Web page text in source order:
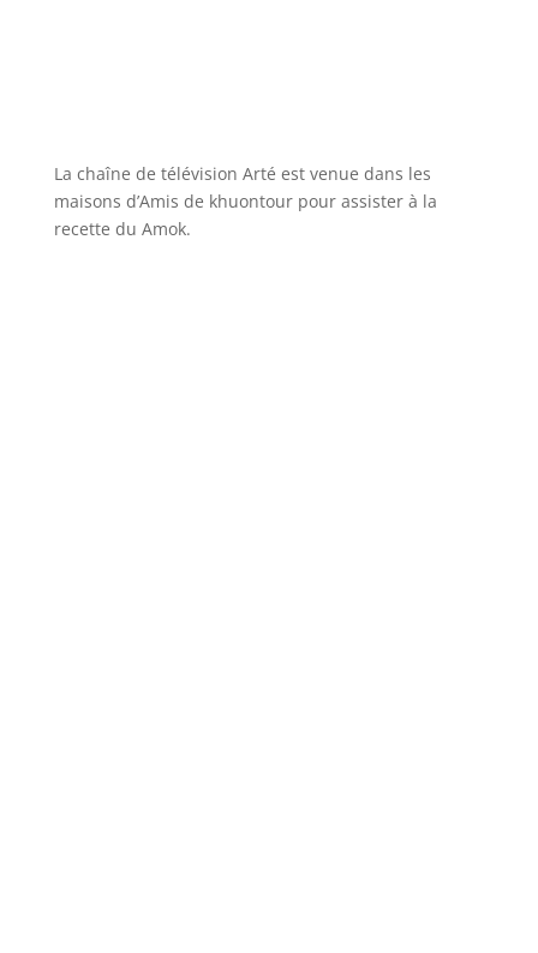
La chaîne de télévision Arté est venue dans les
maisons d’Amis de khuontour pour assister à la
recette du Amok.